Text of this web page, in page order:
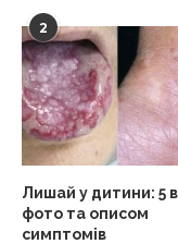
2
Лишай у дитини: 5
фото та описом
симптомів